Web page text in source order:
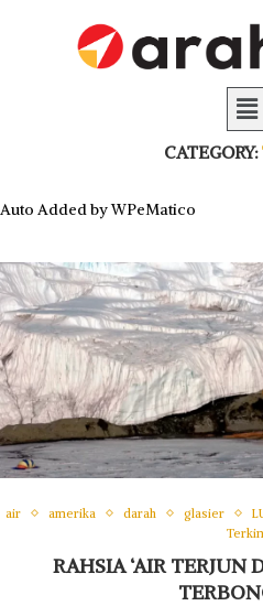
CATEGORY:
Auto Added by WPeMatico
air amerika darah glasier
RAHSIA ‘AIR TERJUN